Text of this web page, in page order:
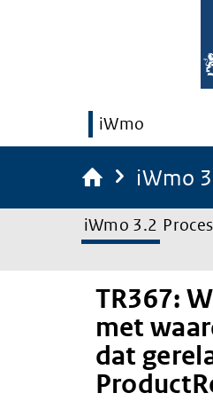
iWmo
iWmo
iWmo 3.2
TR367:
met
dat